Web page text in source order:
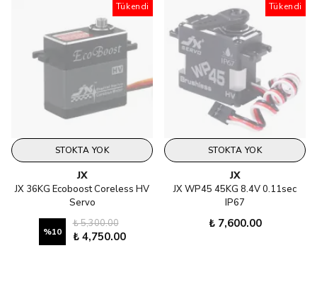
Tükendi
STOKTA YOK
JX
JX 36KG Ecoboost Coreless HV
Servo
%10
₺ 5,300.00
₺ 4,750.00
Tükendi
STOKTA YOK
JX
JX WP45 45KG 8.4V 0.11sec
IP67
₺ 7,600.00